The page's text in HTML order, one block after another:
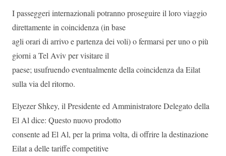
I passeggeri internazionali potranno proseguire il loro viaggio
direttamente in coincidenza (in base
agli orari di arrivo e partenza dei voli) o fermarsi per uno o più
giorni a Tel Aviv per visitare il
paese; usufruendo eventualmente della coincidenza da Eilat
sulla via del ritorno.
Elyezer Shkey, il Presidente ed Amministratore Delegato della
El Al dice: Questo nuovo prodotto
consente ad El Al, per la prima volta, di offrire la destinazione
Eilat a delle tariffe competitive